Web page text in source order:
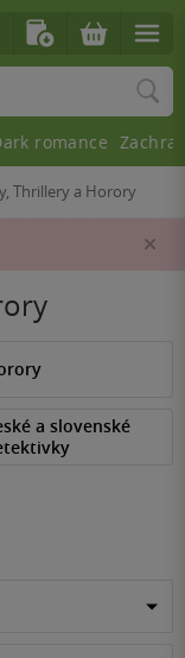
Thrillery a Horory
a slovenské
romance